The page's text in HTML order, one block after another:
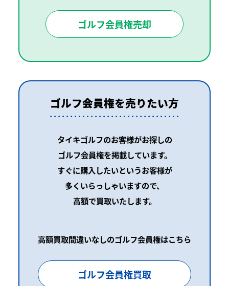
ゴルフ会員権売却
ゴルフ会員権を売りたい方
タイキゴルフのお客様がお探しの
ゴルフ会員権を掲載しています。
すぐに購入したいというお客様が
多くいらっしゃいますので、
高額で買取いたします。
高額買取間違いなしのゴルフ会員権はこちら
ゴルフ会員権買取